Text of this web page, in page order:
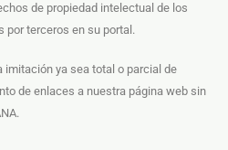
de propiedad intelectual de los
por terceros en su portal.
imitación ya sea total o parcial de
de enlaces a nuestra página web sin